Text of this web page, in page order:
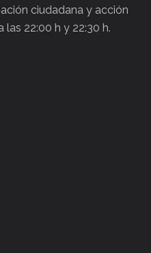
ciudadana y acción
22:00 h y 22:30 h.